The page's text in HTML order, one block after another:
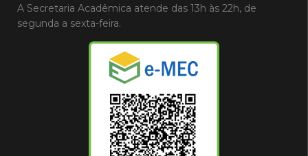
A Secretaria Acadêmica atende das 13h às 22h, de
segunda a sexta-feira.